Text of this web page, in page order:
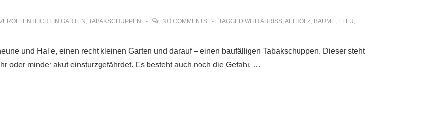
IN GARTEN , TABAKSCHUPPEN NO COMMENTS TAGGED WITH ABRISS,ALTHOLZ, BÄUME, EFEU,
und Halle, einen recht kleinen Garten und darauf – einen baufälligen Tabakschuppen. Dieser steht
oder minder akut einsturzgefährdet. Es besteht auch noch die Gefahr, …